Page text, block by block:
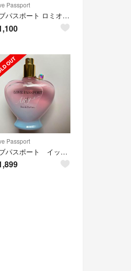
Passport
ラブパスポート ロミオ キキ クレール オードパルファム(50ml)
Passport
ラブパスポート イット エアリー